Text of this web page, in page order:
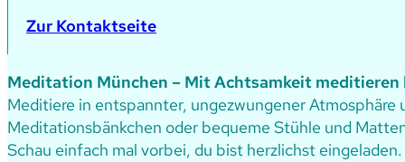
Zur Kontaktseite
Meditation München – Mit Achtsamkeit meditieren
Meditiere in entspannter, ungezwungener
Meditationsbänkchen oder bequeme Stühle und
Schau einfach mal vorbei, du bist herzlichst eingeladen.